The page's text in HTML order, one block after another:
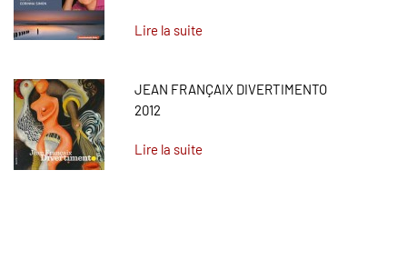
Lire la suite
JEAN FRANÇAIX DIVERTIMENTO
2012
Lire la suite